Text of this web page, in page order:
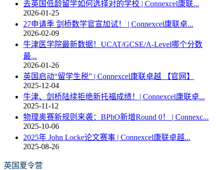
去英国低龄留学如何选择对的学校 | Connexcel康联...
2026-01-25
27申请季 剑桥数学官宣加试！ | Connexcel康联卓...
2026-02-09
牛津医学院最新数据！UCAT/GCSE/A-Level哪个分数
最...
2026-01-26
英国启动“留学生税” | Connexcel康联卓越 【官网】
2025-12-04
牛津、剑桥陆续拒绝新托福成绩！| Connexcel康联卓...
2025-11-12
物理奥赛新规则来袭：BPhO新增Round 0！ | Connexc...
2025-10-06
2025年 John Locke论文赛事 | Connexcel康联卓越...
2025-08-26
英国夏令营